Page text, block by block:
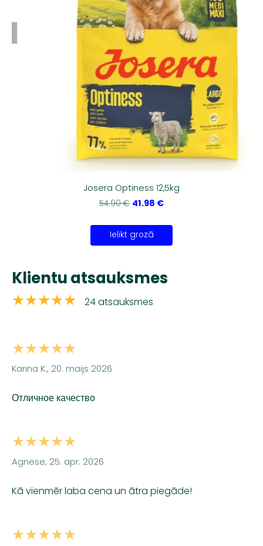
Josera Optiness 12,5kg
54.90 € 41.98 €
Ielikt grozā
Klientu atsauksmes
★★★★★ 24 atsauksmes
★★★★★
Karina K., 20. maijs 2026
Отличное качество
★★★★★
Agnese, 25. apr. 2026
Kā vienmēr laba cena un ātra piegāde!
★★★★★